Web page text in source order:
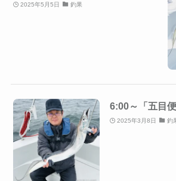
2025年5月5日 釣果
6:00～「五目便
2025年3月8日 釣